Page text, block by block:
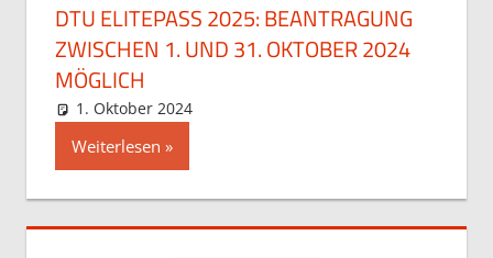
DTU ELITEPASS 2025: BEANTRAGUNG
ZWISCHEN 1. UND 31. OKTOBER 2024
MÖGLICH
1. Oktober 2024
Weiterlesen